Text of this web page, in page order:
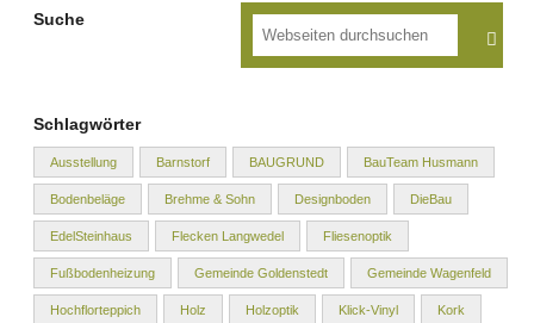
Suche
Schlagwörter
Ausstellung Barnstorf BAUGRUND BauTeam Husmann
Bodenbeläge Brehme & Sohn Designboden DieBau
EdelSteinhaus Flecken Langwedel Fliesenoptik
Fußbodenheizung Gemeinde Goldenstedt Gemeinde Wagenfeld
Hochflorteppich Holz Holzoptik Klick-Vinyl Kork